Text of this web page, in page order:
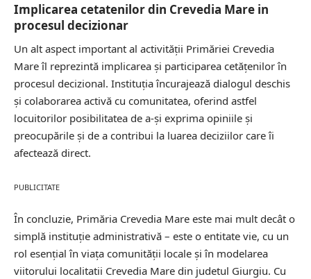
Implicarea cetatenilor din Crevedia Mare in
procesul decizionar
Un alt aspect important al activității Primăriei Crevedia
Mare îl reprezintă implicarea și participarea cetățenilor în
procesul decizional. Instituția încurajează dialogul deschis
și colaborarea activă cu comunitatea, oferind astfel
locuitorilor posibilitatea de a-și exprima opiniile și
preocupările și de a contribui la luarea deciziilor care îi
afectează direct.
PUBLICITATE
În concluzie, Primăria Crevedia Mare este mai mult decât o
simplă instituție administrativă – este o entitate vie, cu un
rol esențial în viața comunității locale și în modelarea
viitorului localitatii Crevedia Mare din judetul Giurgiu. Cu